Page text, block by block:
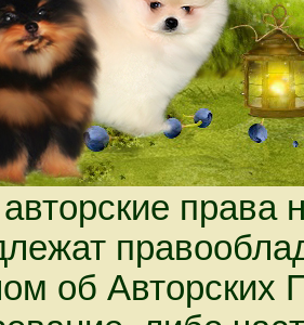
права
об Авторских